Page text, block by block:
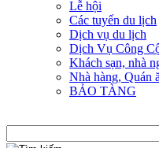
Lễ hội
Các tuyến du lịch
Dịch vụ du lịch
Dịch Vụ Công
Khách sạn, nhà
Nhà hàng, Quán
BẢO TÀNG